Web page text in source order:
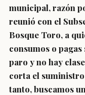
municipal, razón
reunió con el
Bosque Toro, a
consumos o
paro y no hay
corta el
tanto, buscamos